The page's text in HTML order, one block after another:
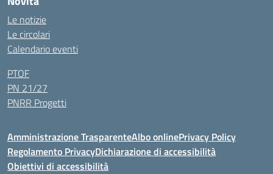
Le notizie
Le circolari
Calendario eventi
PTOF
PN 21/27
PNRR Progetti
Amministrazione TrasparenteAlbo onlinePrivacy Policy
Regolamento PrivacyDichiarazione di accessibilità
Obiettivi di accessibilità